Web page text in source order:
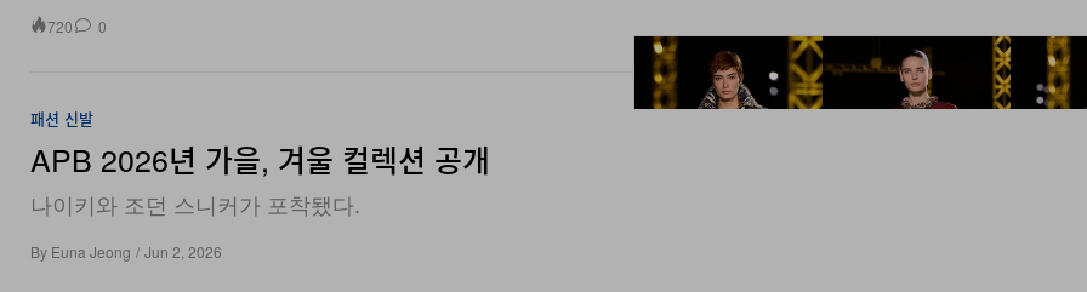
APB 2026년 가을, 겨울 컬렉션 공개
나이키와 조던 스니커가 포착됐다.
ByEuna Jeong / Jun 2, 2026